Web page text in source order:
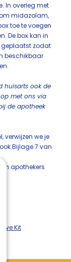
In overleg met
midazolam,
toe te voegen
De box kan in
geplaatst zodat
beschikbaar
huisarts ook de
met ons via
de apotheek
verwijzen we je
Bijlage 7 van
apothekers
Kit